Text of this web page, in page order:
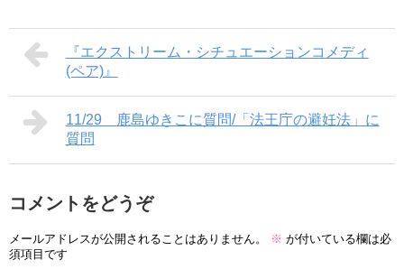
『エクストリーム・シチュエーションコメディ
(ペア)』
11/29 鹿島ゆきこに質問/「法王庁の避妊法」に
質問
コメントをどうぞ
メールアドレスが公開されることはありません。 ※ が付いている欄は必
須項目です